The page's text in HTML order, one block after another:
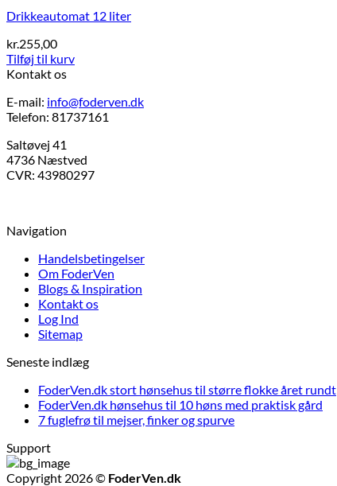
på
varesiden
har
varianter.
Mulighederne
kan
på
varesiden
Drikkeautomat 12 liter
kr.255,00
Tilføj til kurv
Kontakt os
E-mail: info@foderven.dk
Telefon: 81737161
Saltøvej 41
4736 Næstved
CVR: 43980297
Navigation
Handelsbetingelser
Om FoderVen
Blogs & Inspiration
Kontakt os
Log Ind
Sitemap
Seneste indlæg
FoderVen.dk stort hønsehus til større flokke året rundt
FoderVen.dk hønsehus til 10 høns med praktisk gård
7 fuglefrø til mejser, finker og spurve
Support
Copyright 2026 © FoderVen.dk